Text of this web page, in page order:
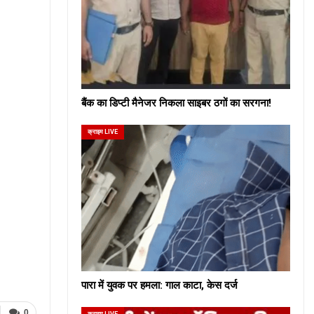
बैंक का डिप्टी मैनेजर निकला साइबर ठगों का सरगना!
क्राइम LIVE
पारा में युवक पर हमला: गाल काटा, केस दर्ज